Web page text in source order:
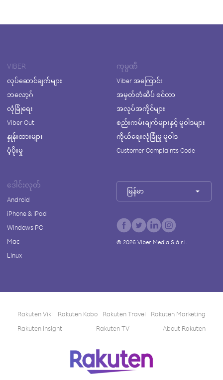
VIBER
လုပ်ဆောင်ချက်များ
ဘလော့ဂ်
လုံခြုံရေး
Viber Out
နှုန်းထားများ
ပံ့ပိုးမှု
ကုမ္ပဏီ
Viber အကြောင်း
အမှတ်တံဆိပ် စင်တာ
အလုပ်အကိုင်များ
စည်းကမ်းချက်များနှင့် မူဝါဒများ
ကိုယ်ရေးလုံခြုံမှု မူဝါဒ
Customer Complaints Code
ဒေါင်းလုတ်
Android
iPhone & iPad
Windows PC
Mac
Linux
မြန်မာ
© 2026Viber Media S.à r.l.
Rakuten Viki Rakuten Kobo Rakuten Travel
Rakuten Marketing
Rakuten Insight
Rakuten TV About Rakuten